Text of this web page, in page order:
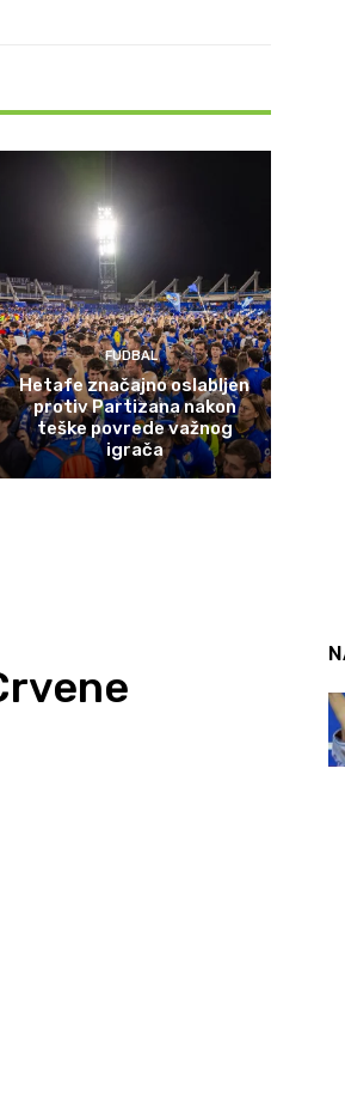
FUDBAL
Hetafe značajno oslabljen
protiv Partizana nakon
teške povrede važnog
igrača